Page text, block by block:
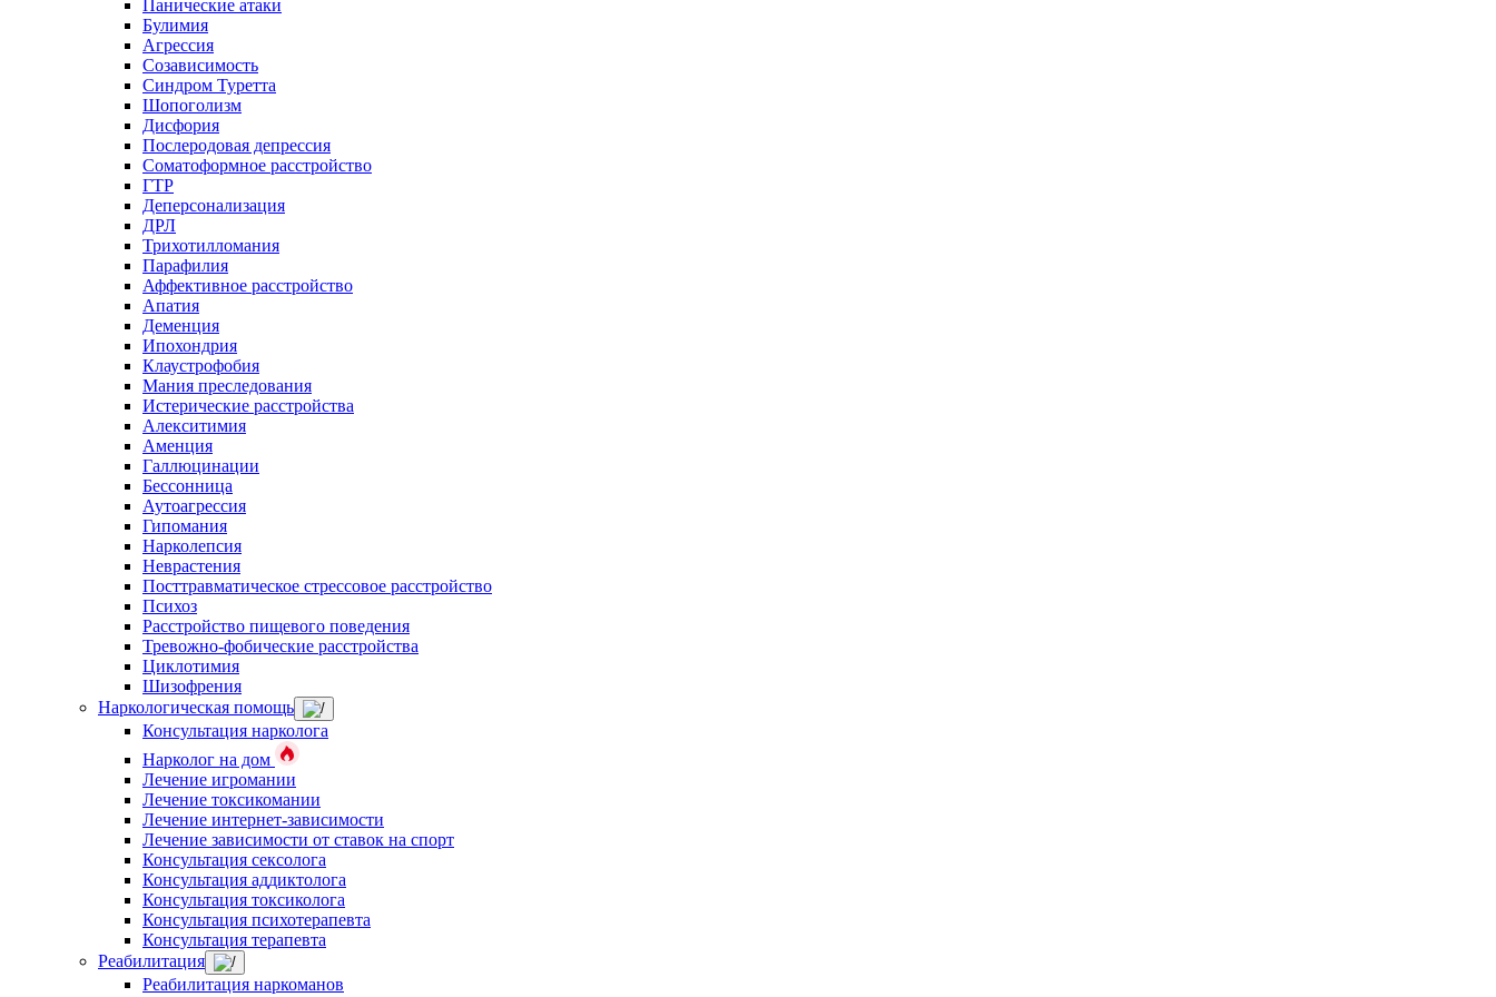
Панические атаки
Булимия
Агрессия
Созависимость
Синдром Туретта
Шопоголизм
Дисфория
Послеродовая депрессия
Соматоформное расстройство
ГТР
Деперсонализация
ДРЛ
Трихотилломания
Парафилия
Аффективное расстройство
Апатия
Деменция
Ипохондрия
Клаустрофобия
Мания преследования
Истерические расстройства
Алекситимия
Аменция
Галлюцинации
Бессонница
Аутоагрессия
Гипомания
Нарколепсия
Неврастения
Посттравматическое стрессовое расстройство
Психоз
Расстройство пищевого поведения
Тревожно-фобические расстройства
Циклотимия
Шизофрения
Наркологическая помощь
Консультация нарколога
Нарколог на дом
Лечение игромании
Лечение токсикомании
Лечение интернет-зависимости
Лечение зависимости от ставок на спорт
Консультация сексолога
Консультация аддиктолога
Консультация токсиколога
Консультация психотерапевта
Консультация терапевта
Реабилитация
Реабилитация наркоманов